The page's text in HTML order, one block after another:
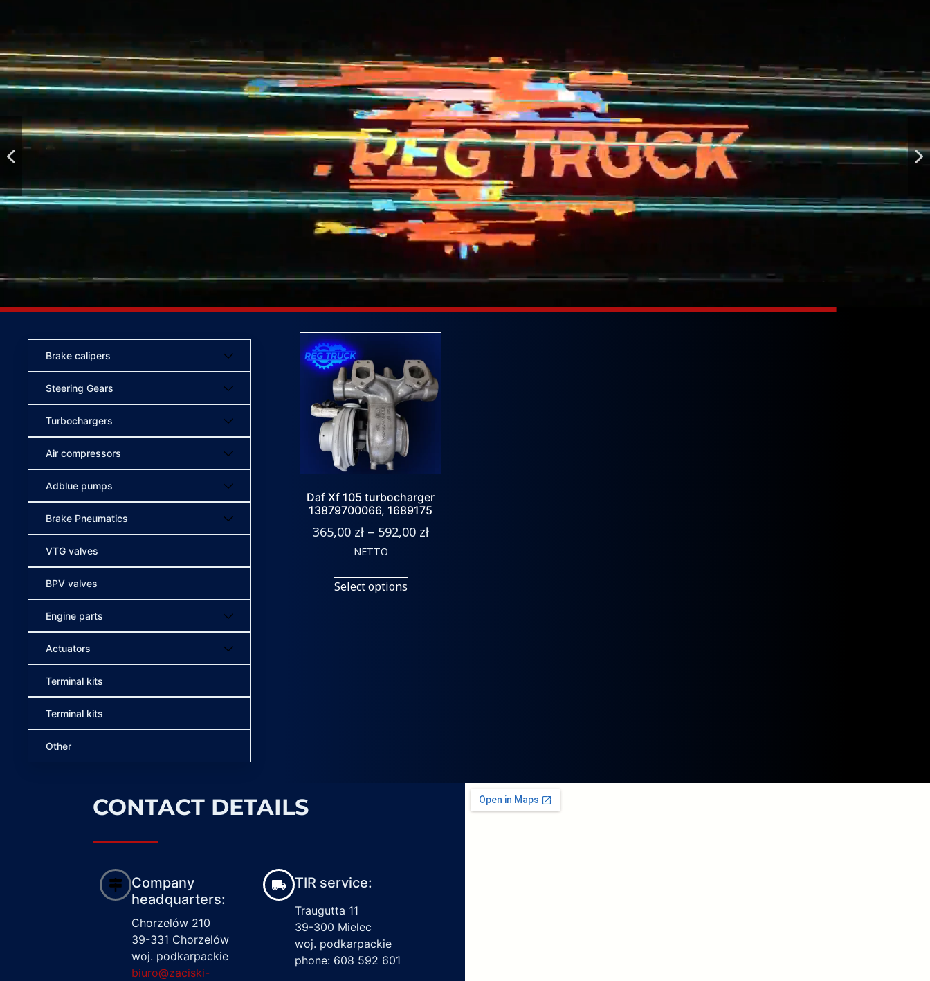
Brake calipers
Steering Gears
Turbochargers
Air compressors
Adblue pumps
Brake Pneumatics
VTG valves
BPV valves
Engine parts
Actuators
Terminal kits
Terminal kits
Other
Daf Xf 105 turbocharger
13879700066, 1689175
365,00 zł – 592,00 zł
NETTO
Select options
CONTACT DETAILS
Company
headquarters:
Chorzelów 210
39-331 Chorzelów
woj. podkarpackie
biuro@zaciski-
TIR service:
Traugutta 11
39-300 Mielec
woj. podkarpackie
phone: 608 592 601